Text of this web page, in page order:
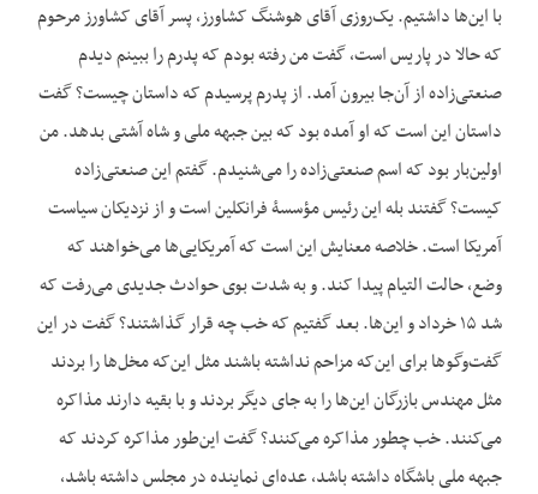
با این‌ها داشتیم. یک‌روزی آقای هوشنگ کشاورز، پسر آقای کشاورز مرحوم
که حالا در پاریس است، گفت من رفته بودم که پدرم را ببینم دیدم
صنعتی‌زاده از آن‌جا بیرون آمد. از پدرم پرسیدم که داستان چیست؟ گفت
داستان این است که او آمده بود که بین جبهه ملی و شاه آشتی بدهد. من
اولین‌بار بود که اسم صنعتی‌زاده را می‌شنیدم. گفتم این صنعتی‌زاده
کیست؟ گفتند بله این رئیس مؤسسۀ فرانکلین است و از نزدیکان سیاست
آمریکا است. خلاصه معنایش این است که آمریکایی‌ها می‌خواهند که
وضع، حالت التیام پیدا کند. و به شدت بوی حوادث جدیدی می‌رفت که
شد ۱۵ خرداد و این‌ها. بعد گفتیم که خب چه قرار گذاشتند؟ گفت در این
گفت‌وگوها برای این‌که مزاحم نداشته باشند مثل این‌که مخل‌ها را بردند
مثل مهندس بازرگان این‌ها را به جای دیگر بردند و با بقیه دارند مذاکره
می‌کنند. خب چطور مذاکره می‌کنند؟ گفت این‌طور مذاکره کردند که
جبهه ملی باشگاه داشته باشد، عده‌ای نماینده در مجلس داشته باشد،